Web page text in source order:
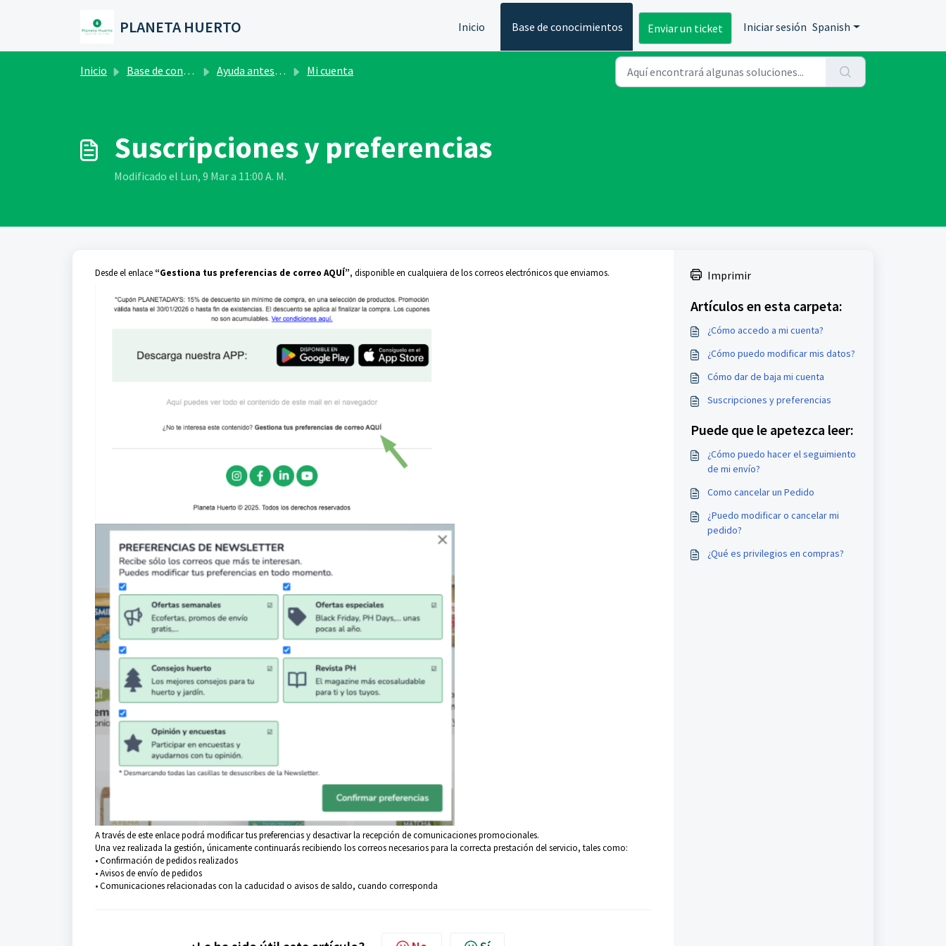
PLANETA HUERTO Inicio Base de conocimientos Enviar un ticket Iniciar sesión Spanish
Inicio Base de conocimientos Ayuda antes de comprar Mi cuenta
Suscripciones y preferencias
Modificado el Lun, 9 Mar a 11:00 A. M.
Desde el enlace “Gestiona tus preferencias de correo AQUÍ”, disponible en cualquiera de los correos electrónicos que enviamos.
A través de este enlace podrá modificar tus preferencias y desactivar la recepción de comunicaciones promocionales.
Una vez realizada la gestión, únicamente continuarás recibiendo los correos necesarios para la correcta prestación del servicio, tales como:
• Confirmación de pedidos realizados
• Avisos de envío de pedidos
• Comunicaciones relacionadas con la caducidad o avisos de saldo, cuando corresponda
Imprimir
Artículos en esta carpeta:
¿Cómo accedo a mi cuenta?
¿Cómo puedo modificar mis datos?
Cómo dar de baja mi cuenta
Suscripciones y preferencias
Puede que le apetezca leer:
¿Cómo puedo hacer el seguimiento
de mi envío?
Como cancelar un Pedido
¿Puedo modificar o cancelar mi
pedido?
¿Qué es privilegios en compras?